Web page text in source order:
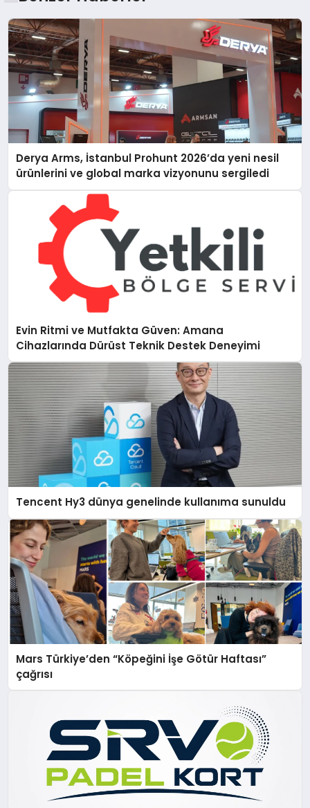
Derya Arms, İstanbul Prohunt 2026’da yeni nesil
ürünlerini ve global marka vizyonunu sergiledi
Evin Ritmi ve Mutfakta Güven: Amana
Cihazlarında Dürüst Teknik Destek Deneyimi
Tencent Hy3 dünya genelinde kullanıma sunuldu
Mars Türkiye’den “Köpeğini İşe Götür Haftası”
çağrısı